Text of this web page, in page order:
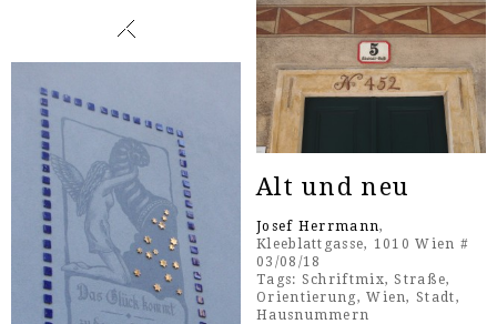
Alt und neu
Josef Herrmann,
Kleeblattgasse, 1010 Wien #
03/08/18
Tags: Schriftmix,Straße,
Orientierung,Wien,Stadt,
Hausnummern